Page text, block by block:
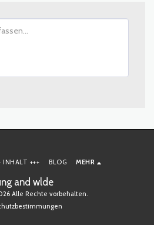
and wlde
Alle Rechte vorbehalten.
INHALT +++ BLOG MEHR